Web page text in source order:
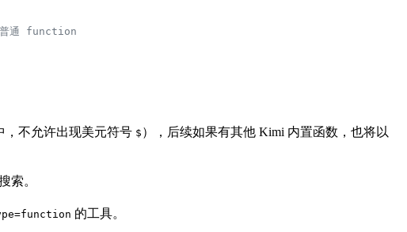
通 function
，不允许出现美元符号 $ ），后续如果有其他 Kimi 内置函数，也将以
索。
的工具。